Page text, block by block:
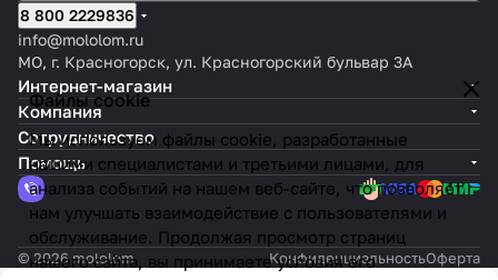
Файлы cookie
Мы используем файлы cookie, разработанные
нашими специалистами и третьими лицами, для
анализа событий на нашем веб-сайте, что позволяет
нам улучшать взаимодействие с пользователями и
обслуживание. Продолжая просмотр страниц
нашего сайта, вы принимаете условия его
8 800 2229836
info@mololom.ru
МО, г. Красногорск, ул. Красногорский бульвар 3А
Интернет-магазин
Компания
Сотрудничество
Помощь
© 2026 mololom КонфиденциальностьОферта